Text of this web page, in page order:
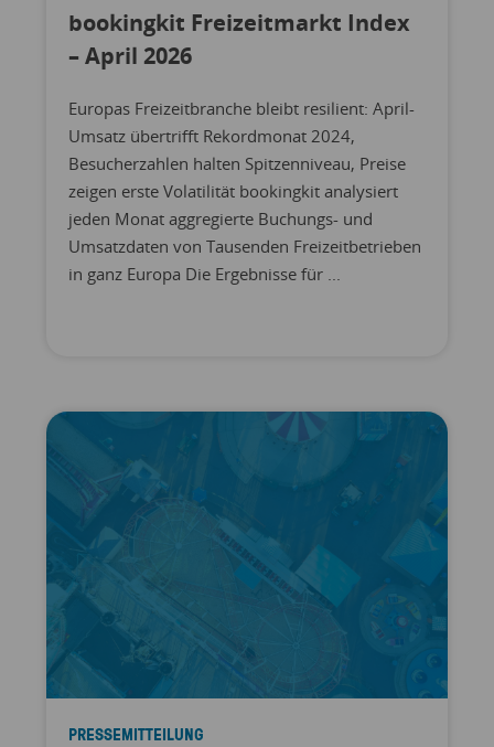
bookingkit Freizeitmarkt Index
– April 2026
Europas Freizeitbranche bleibt resilient: April-
Umsatz übertrifft Rekordmonat 2024,
Besucherzahlen halten Spitzenniveau, Preise
zeigen erste Volatilität bookingkit analysiert
jeden Monat aggregierte Buchungs- und
Umsatzdaten von Tausenden Freizeitbetrieben
in ganz Europa Die Ergebnisse für ...
PRESSEMITTEILUNG